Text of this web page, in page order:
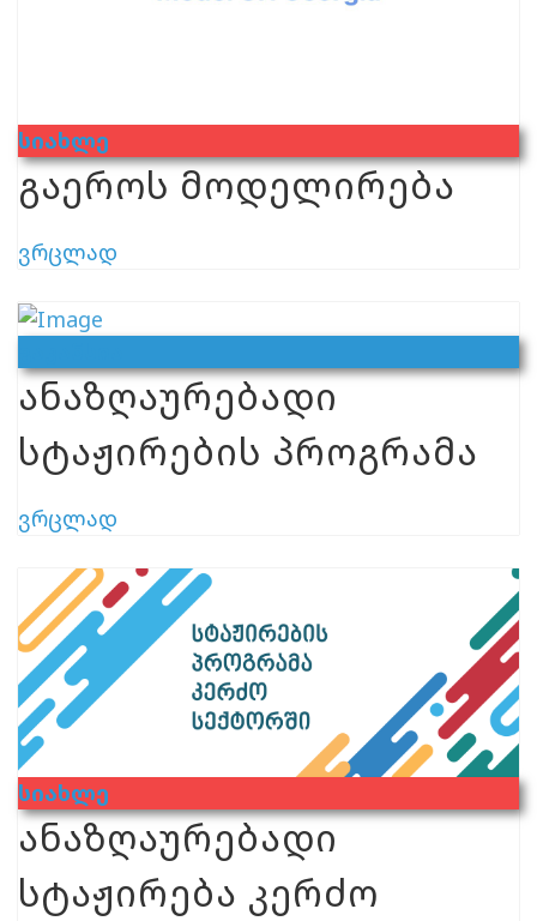
Სიახლე
გაეროს მოდელირება
ვრცლად
ანაზღაურებადი
სტაჟირების პროგრამა
ვრცლად
Სიახლე
ანაზღაურებადი
სტაჟირება კერძო